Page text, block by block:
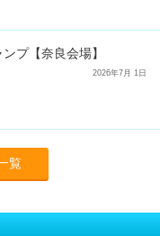
プ【奈良会場】
2026年7月 1日
覧